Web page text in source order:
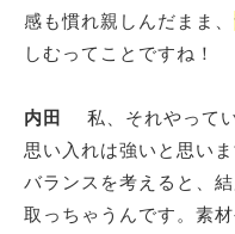
感も慣れ親しんだまま、
しむってことですね！
内田
私、それやって
思い入れは強いと思い
バランスを考えると、
取っちゃうんです。素